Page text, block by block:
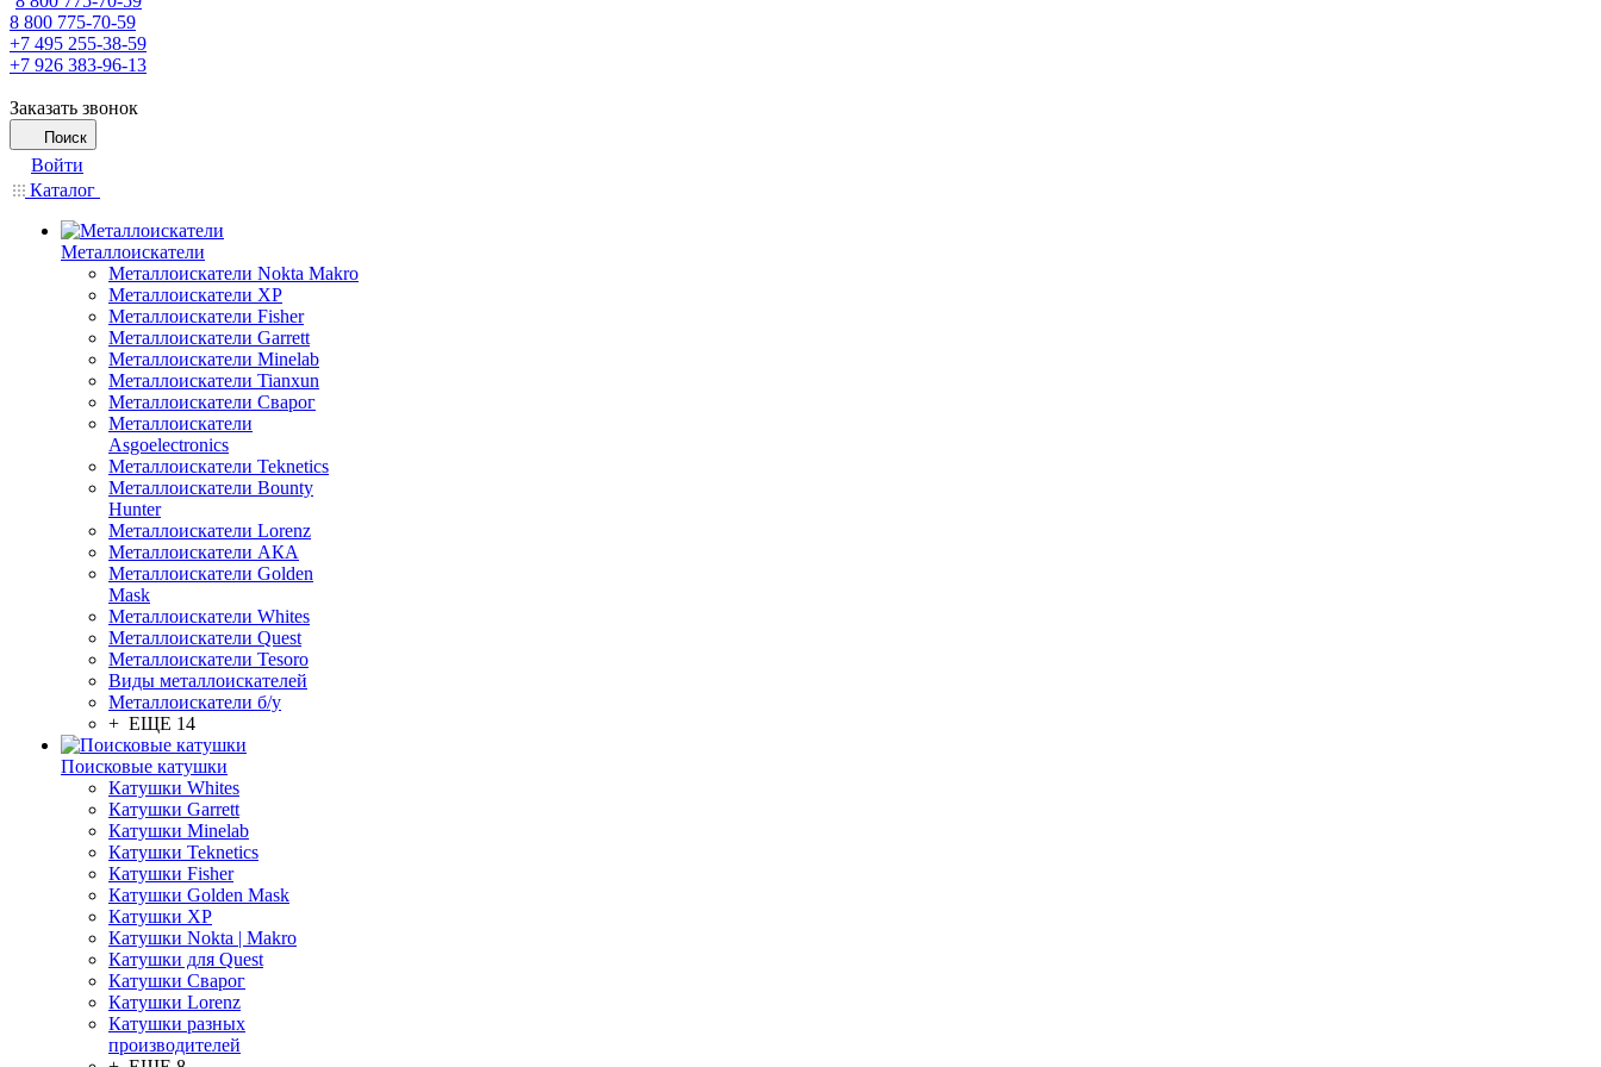
8 800 775-70-59
+7 495 255-38-59
+7 926 383-96-13
Заказать звонок
Поиск
Войти
Каталог
Металлоискатели
Металлоискатели Nokta Makro
Металлоискатели XP
Металлоискатели Fisher
Металлоискатели Garrett
Металлоискатели Minelab
Металлоискатели Tianxun
Металлоискатели Сварог
Металлоискатели
Asgoelectronics
Металлоискатели Teknetics
Металлоискатели Bounty
Hunter
Металлоискатели Lorenz
Металлоискатели АКА
Металлоискатели Golden
Mask
Металлоискатели Whites
Металлоискатели Quest
Металлоискатели Tesoro
Виды металлоискателей
Металлоискатели б/у
+ ЕЩЕ 14
Поисковые катушки
Катушки Whites
Катушки Garrett
Катушки Minelab
Катушки Teknetics
Катушки Fisher
Катушки Golden Mask
Катушки XP
Катушки Nokta | Makro
Катушки для Quest
Катушки Сварог
Катушки Lorenz
Катушки разных
производителей